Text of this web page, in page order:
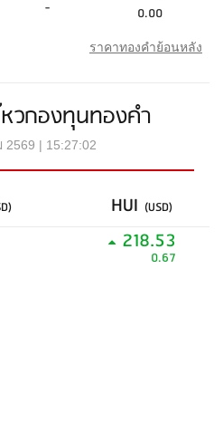
- 0.00
ราคาทองคำย้อนหลัง
หวกองทุนทองคำ
2569 | 15:27:02
HUI (USD)
218.53
0.67